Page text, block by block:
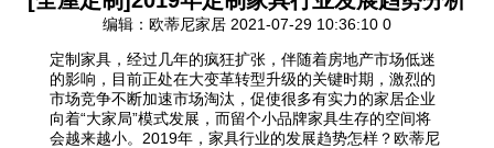
编辑：欧蒂尼家居 2021-07-29 10:36:10 0
定制家具，经过几年的疯狂扩张，伴随着房地产市场低迷
的影响，目前正处在大变革转型升级的关键时期，激烈的
市场竞争不断加速市场淘汰，促使很多有实力的家居企业
向着“大家局”模式发展，而留个小品牌家具生存的空间将
会越来越小。2019年，家具行业的发展趋势怎样？欧蒂尼